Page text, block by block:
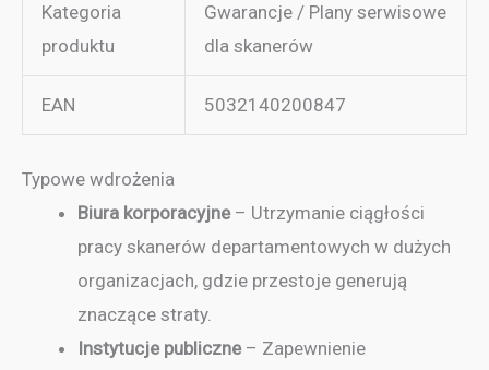
Kategoria
produktu
Gwarancje / Plany serwisowe
dla skanerów
EAN 5032140200847
Typowe wdrożenia
Biura korporacyjne– Utrzymanie ciągłości
pracy skanerów departamentowych w dużych
organizacjach, gdzie przestoje generują
znaczące straty.
Instytucje publiczne– Zapewnienie